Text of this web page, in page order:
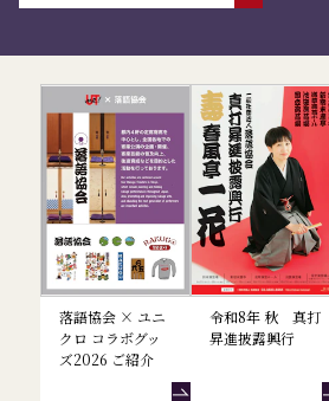
落語協会 × ユニ
クロ コラボグッ
ズ2026 ご紹介
令和8年 秋 真打
昇進披露興行